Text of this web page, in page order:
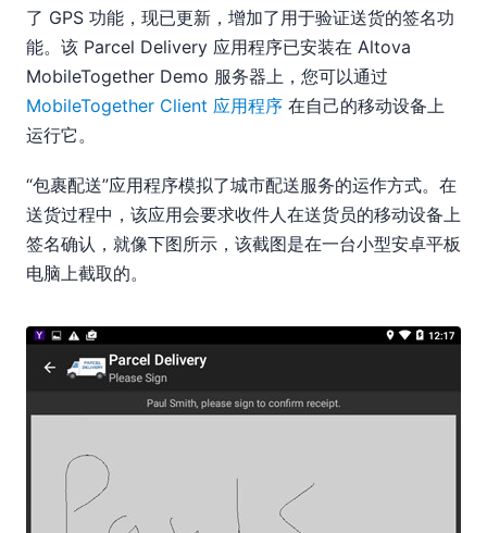
了 GPS 功能，现已更新，增加了用于验证送货的签名功
能。该 Parcel Delivery 应用程序已安装在 Altova
MobileTogether Demo 服务器上，您可以通过
MobileTogether Client 应用程序 在自己的移动设备上
运行它。
“包裹配送”应用程序模拟了城市配送服务的运作方式。在
送货过程中，该应用会要求收件人在送货员的移动设备上
签名确认，就像下图所示，该截图是在一台小型安卓平板
电脑上截取的。